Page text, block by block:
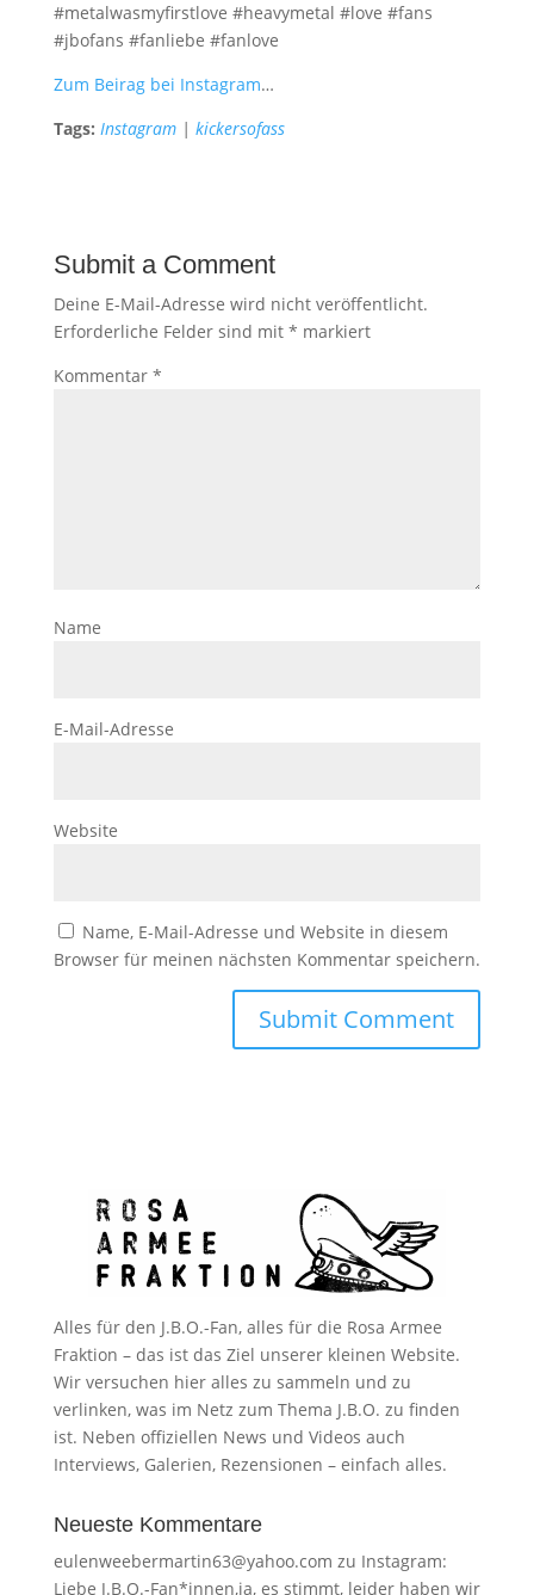
#metalwasmyfirstlove #heavymetal #love #fans
#jbofans #fanliebe #fanlove
Zum Beirag bei Instagram…
Tags: Instagram| kickersofass
Submit a Comment
Deine E-Mail-Adresse wird nicht veröffentlicht.
Erforderliche Felder sind mit * markiert
Kommentar *
Name
E-Mail-Adresse
Website
Name, E-Mail-Adresse und Website in diesem
Browser für meinen nächsten Kommentar speichern.
Alles für den J.B.O.-Fan, alles für die Rosa Armee
Fraktion – das ist das Ziel unserer kleinen Website.
Wir versuchen hier alles zu sammeln und zu
verlinken, was im Netz zum Thema J.B.O. zu finden
ist. Neben offiziellen News und Videos auch
Interviews, Galerien, Rezensionen – einfach alles.
Neueste Kommentare
eulenweebermartin63@yahoo.com zu Instagram:
Liebe J.B.O.-Fan*innen,ja, es stimmt, leider haben wir